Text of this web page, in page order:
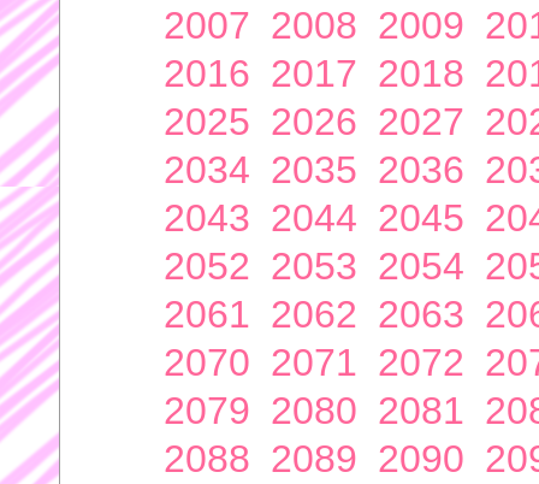
2007 2008 2009
2016 2017 2018
2025 2026 2027
2034 2035 2036
2043 2044 2045
2052 2053 2054
2061 2062 2063
2070 2071 2072
2079 2080 2081
2088 2089 2090